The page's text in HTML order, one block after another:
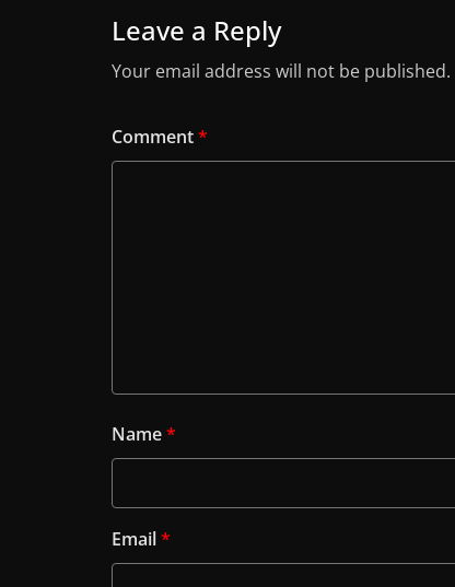
Leave a Reply
Your email address will not be published.
Comment*
Name*
Email*